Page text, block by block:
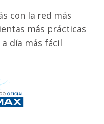
con la red más
más prácticas
día más fácil